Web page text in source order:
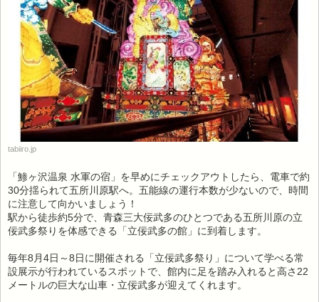
tabiiro.jp
「鯵ヶ沢温泉 水軍の宿」を早めにチェックアウトしたら、電車で約
30分揺られて五所川原駅へ。五能線の運行本数が少ないので、時間
に注意して向かいましょう！
駅から徒歩約5分で、青森三大佞武多のひとつである五所川原の立
佞武多祭りを体感できる「立佞武多の館」に到着します。
毎年8月4日～8日に開催される「立佞武多祭り」について学べる常
設展示が行われているスポットで、館内に足を踏み入れると高さ22
メートルの巨大な山車・立佞武多が迎えてくれます。